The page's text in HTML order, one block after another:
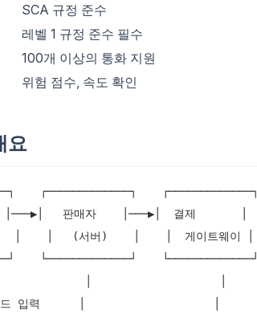
SCA 규정 준수
레벨 1 규정 준수 필수
100개 이상의 통화 지원
위험 점수, 속도 확인
요
┌─────────────┐    ┌─────────────┐
판매자    │───▶│  결제       │
)  │    │   (서버)    │    │  게이트웨이 │
└─────────────┘    └─────────────┘
입력      │                    │